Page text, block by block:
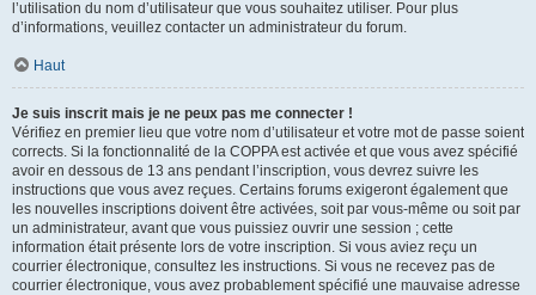
l’utilisation du nom d’utilisateur que vous souhaitez utiliser. Pour plus
d’informations, veuillez contacter un administrateur du forum.
Haut
Je suis inscrit mais je ne peux pas me connecter !
Vérifiez en premier lieu que votre nom d’utilisateur et votre mot de passe soient
corrects. Si la fonctionnalité de la COPPA est activée et que vous avez spécifié
avoir en dessous de 13 ans pendant l’inscription, vous devrez suivre les
instructions que vous avez reçues. Certains forums exigeront également que
les nouvelles inscriptions doivent être activées, soit par vous-même ou soit par
un administrateur, avant que vous puissiez ouvrir une session ; cette
information était présente lors de votre inscription. Si vous aviez reçu un
courrier électronique, consultez les instructions. Si vous ne recevez pas de
courrier électronique, vous avez probablement spécifié une mauvaise adresse